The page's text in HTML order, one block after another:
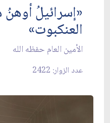
«إسرائيلُ
العنكبوت»
الأمين العام حفظه الله
عدد الزوار: 2422